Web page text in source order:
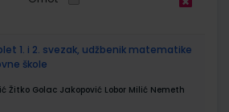
1. i 2. svezak, udžbenik matematike
škole
Žitko Golac Jakopović Lobor Milić Nemeth